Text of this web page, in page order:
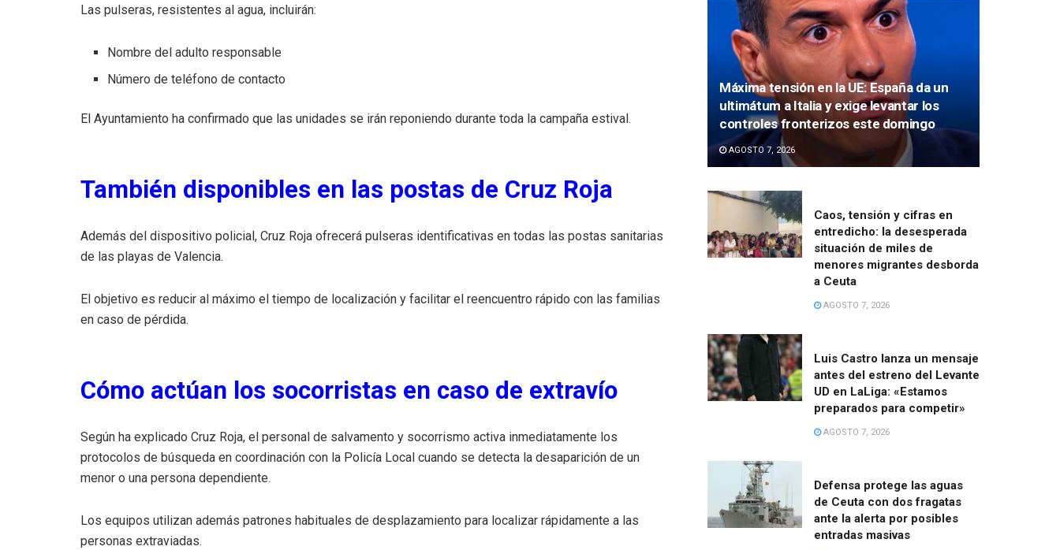
Las pulseras, resistentes al agua, incluirán:
Nombre del adulto responsable
Número de teléfono de contacto
El Ayuntamiento ha confirmado que las unidades se irán reponiendo durante toda la campaña estival.
También disponibles en las postas de Cruz Roja
Además del dispositivo policial, Cruz Roja ofrecerá pulseras identificativas en todas las postas sanitarias
de las playas de Valencia.
El objetivo es reducir al máximo el tiempo de localización y facilitar el reencuentro rápido con las familias
en caso de pérdida.
Cómo actúan los socorristas en caso de extravío
Según ha explicado Cruz Roja, el personal de salvamento y socorrismo activa inmediatamente los
protocolos de búsqueda en coordinación con la Policía Local cuando se detecta la desaparición de un
menor o una persona dependiente.
Los equipos utilizan además patrones habituales de desplazamiento para localizar rápidamente a las
personas extraviadas.
Máxima tensión en la UE: España da un
ultimátum a Italia y exige levantar los
controles fronterizos este domingo
AGOSTO 7, 2026
Caos, tensión y cifras en
entredicho: la desesperada
situación de miles de
menores migrantes desborda
a Ceuta
AGOSTO 7, 2026
Luis Castro lanza un mensaje
antes del estreno del Levante
UD en LaLiga: «Estamos
preparados para competir»
AGOSTO 7, 2026
Defensa protege las aguas
de Ceuta con dos fragatas
ante la alerta por posibles
entradas masivas